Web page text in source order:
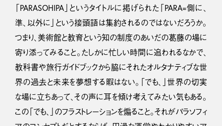
「PARASOHIPA」というタイトルに掲げられた「PARA=側に、
準、以外に」という接頭語は集約されるのではないだろうか。
つまり、美術館と教育という知の制度のあいだの葛藤の場に
寄り添ってみること。たしかに忙しい時間に追われるなかで、
教科書や旅行ガイドブックから脇にそれたオルタナティブな世
界の過去と未来を夢想する暇はない。「でも、」世界の切実
な場に立ちあって、その声に耳を傾け考えてみたい気もある。
この「でも、」のフラストレーションを煽ること。それがパラソフィ